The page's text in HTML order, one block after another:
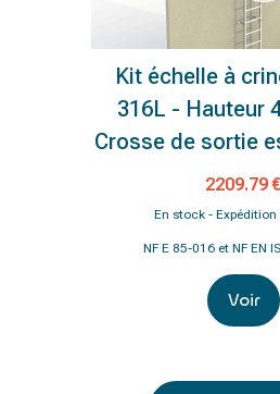
Kit échelle à
316L - Hauteur
Crosse de sortie
2209.79 €
En stock - Expédition
NF E 85-016 et NF EN
Voir